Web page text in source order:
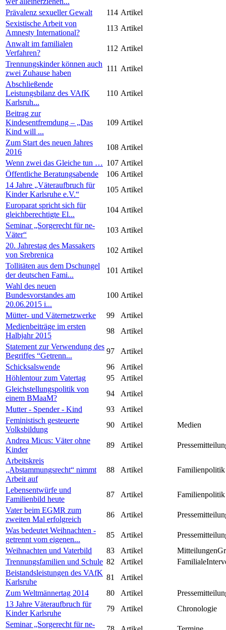
Prävalenz sexueller Gewalt
114 Artikel
Sexistische Arbeit von
Amnesty International?
113 Artikel
Anwalt im familialen
Verfahren?
112 Artikel
Trennungskinder können auch
zwei Zuhause haben
111 Artikel
Abschließende
Leistungsbilanz des VAfK
Karlsruh...
110 Artikel
Beitrag zur
Kindesentfremdung – „Das
Kind will ...
109 Artikel
Zum Start des neuen Jahres
2016
108 Artikel
Wenn zwei das Gleiche tun … 107 Artikel
Öffentliche Beratungsabende
106 Artikel
14 Jahre „Väteraufbruch für
Kinder Karlsruhe e.V.“
105 Artikel
Europarat spricht sich für
gleichberechtigte El...
104 Artikel
Seminar „Sorgerecht für ne-
Väter“
103 Artikel
20. Jahrestag des Massakers
von Srebrenica
102 Artikel
Tollitäten aus dem Dschungel
der deutschen Fami...
101 Artikel
Wahl des neuen
Bundesvorstandes am
20.06.2015 i...
100 Artikel
Mütter- und Väternetzwerke 99
Artikel
Medienbeiträge im ersten
Halbjahr 2015
98
Artikel
Statement zur Verwendung des
Begriffes “Getrenn...
97
Artikel
Schicksalswende
96
Artikel
Höhlentour zum Vatertag
95
Artikel
Gleichstellungspolitik von
einem BMaaM?
94
Artikel
Mutter - Spender - Kind
93
Artikel
Feministisch gesteuerte
Volksbildung
90 Artikel
Medien
Andrea Micus: Väter ohne
Kinder
89 Artikel
Arbeitskreis
„Abstammungsrecht“ nimmt
Arbeit auf
88 Artikel Familienpolitik
Lebensentwürfe und
Familienbild heute
87 Artikel
Familienpolitik
Vater beim EGMR zum
zweiten Mal erfolgreich
86 Artikel
Was bedeutet Weihnachten -
getrennt vom eigenen...
85 Artikel
Weihnachten und Vaterbild
83 Artikel
Trennungsfamilien und Schule 82 Artikel
Beistandsleistungen des VAfK
Karlsruhe
81
Artikel
Zum Weltmännertag 2014
80 Artikel
13 Jahre Väteraufbruch für
Kinder Karlsruhe
79 Artikel
Chronologie
Seminar „Sorgerecht für ne-